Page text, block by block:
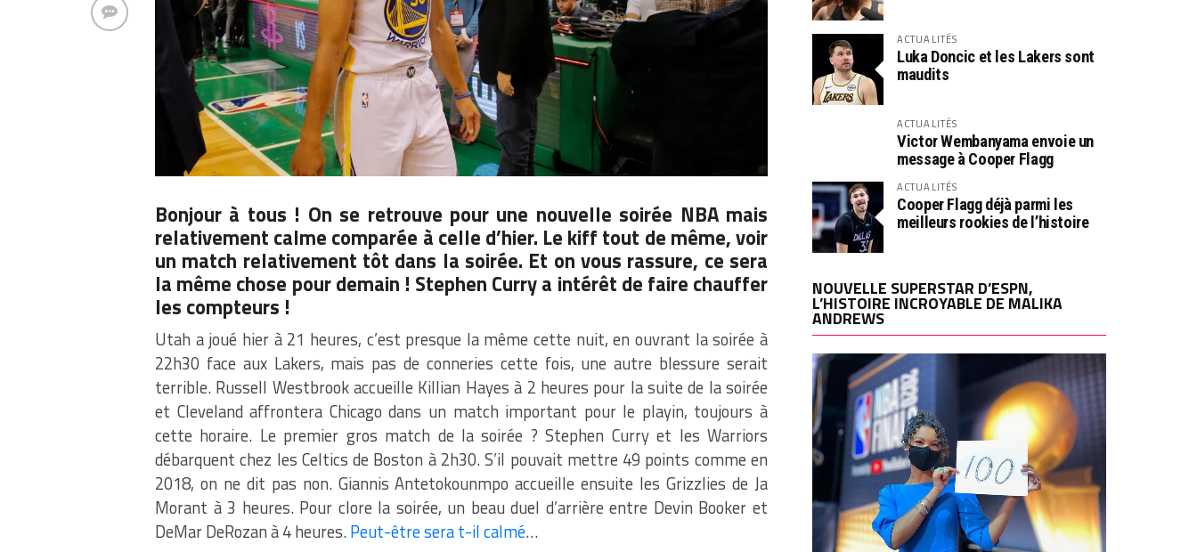
Bonjour à tous ! On se retrouve pour une nouvelle soirée NBA mais
relativement calme comparée à celle d’hier. Le kiff tout de même, voir
un match relativement tôt dans la soirée. Et on vous rassure, ce sera
la même chose pour demain ! Stephen Curry a intérêt de faire chauffer
les compteurs !
Utah a joué hier à 21 heures, c’est presque la même cette nuit, en ouvrant la soirée à
22h30 face aux Lakers, mais pas de conneries cette fois, une autre blessure serait
terrible. Russell Westbrook accueille Killian Hayes à 2 heures pour la suite de la soirée
et Cleveland affrontera Chicago dans un match important pour le playin, toujours à
cette horaire. Le premier gros match de la soirée ? Stephen Curry et les Warriors
débarquent chez les Celtics de Boston à 2h30. S’il pouvait mettre 49 points comme en
2018, on ne dit pas non. Giannis Antetokounmpo accueille ensuite les Grizzlies de Ja
Morant à 3 heures. Pour clore la soirée, un beau duel d’arrière entre Devin Booker et
DeMar DeRozan à 4 heures.Peut-être sera t-il calmé…
ACTUALITÉS
Luka Doncic et les Lakers sont
maudits
ACTUALITÉS
Victor Wembanyama envoie un
message à Cooper Flagg
ACTUALITÉS
Cooper Flagg déjà parmi les
meilleurs rookies de l’histoire
NOUVELLE SUPERSTAR D’ESPN,
L’HISTOIRE INCROYABLE DE MALIKA
ANDREWS